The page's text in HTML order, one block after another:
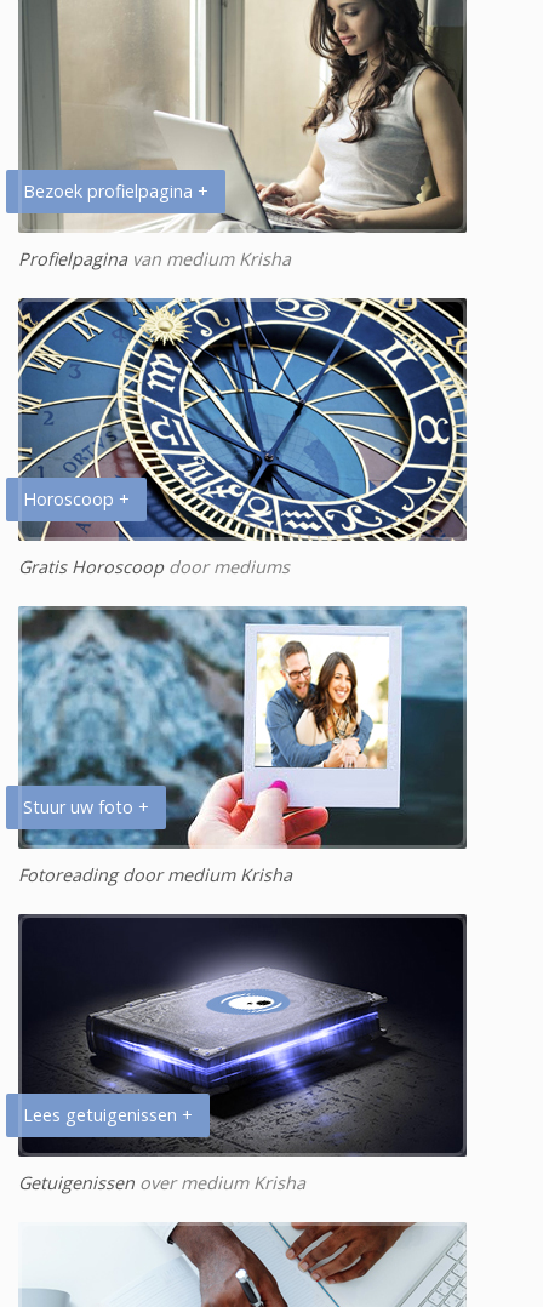
Bezoek profielpagina +
Profielpagina van medium Krisha
Horoscoop +
Gratis Horoscoopdoor mediums
Stuur uw foto +
Fotoreading door medium Krisha
Lees getuigenissen +
Getuigenissen over medium Krisha